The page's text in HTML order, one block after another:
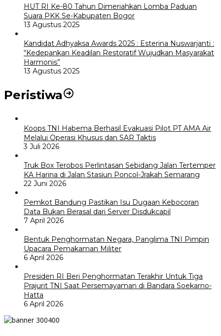
HUT RI Ke-80 Tahun Dimeriahkan Lomba Paduan
Suara PKK Se-Kabupaten Bogor
13 Agustus 2025
Kandidat Adhyaksa Awards 2025 : Esterina Nuswarjanti :
“Kedepankan Keadilan Restoratif Wujudkan Masyarakat
Harmonis”
13 Agustus 2025
Peristiwa
Koops TNI Habema Berhasil Evakuasi Pilot PT AMA Air
Melalui Operasi Khusus dan SAR Taktis
3 Juli 2026
Truk Box Terobos Perlintasan Sebidang Jalan Tertemper
KA Harina di Jalan Stasiun Poncol-Jrakah Semarang
22 Juni 2026
Pemkot Bandung Pastikan Isu Dugaan Kebocoran
Data Bukan Berasal dari Server Disdukcapil
7 April 2026
Bentuk Penghormatan Negara, Panglima TNI Pimpin
Upacara Pemakaman Militer
6 April 2026
Presiden RI Beri Penghormatan Terakhir Untuk Tiga
Prajurit TNI Saat Persemayaman di Bandara Soekarno-
Hatta
6 April 2026